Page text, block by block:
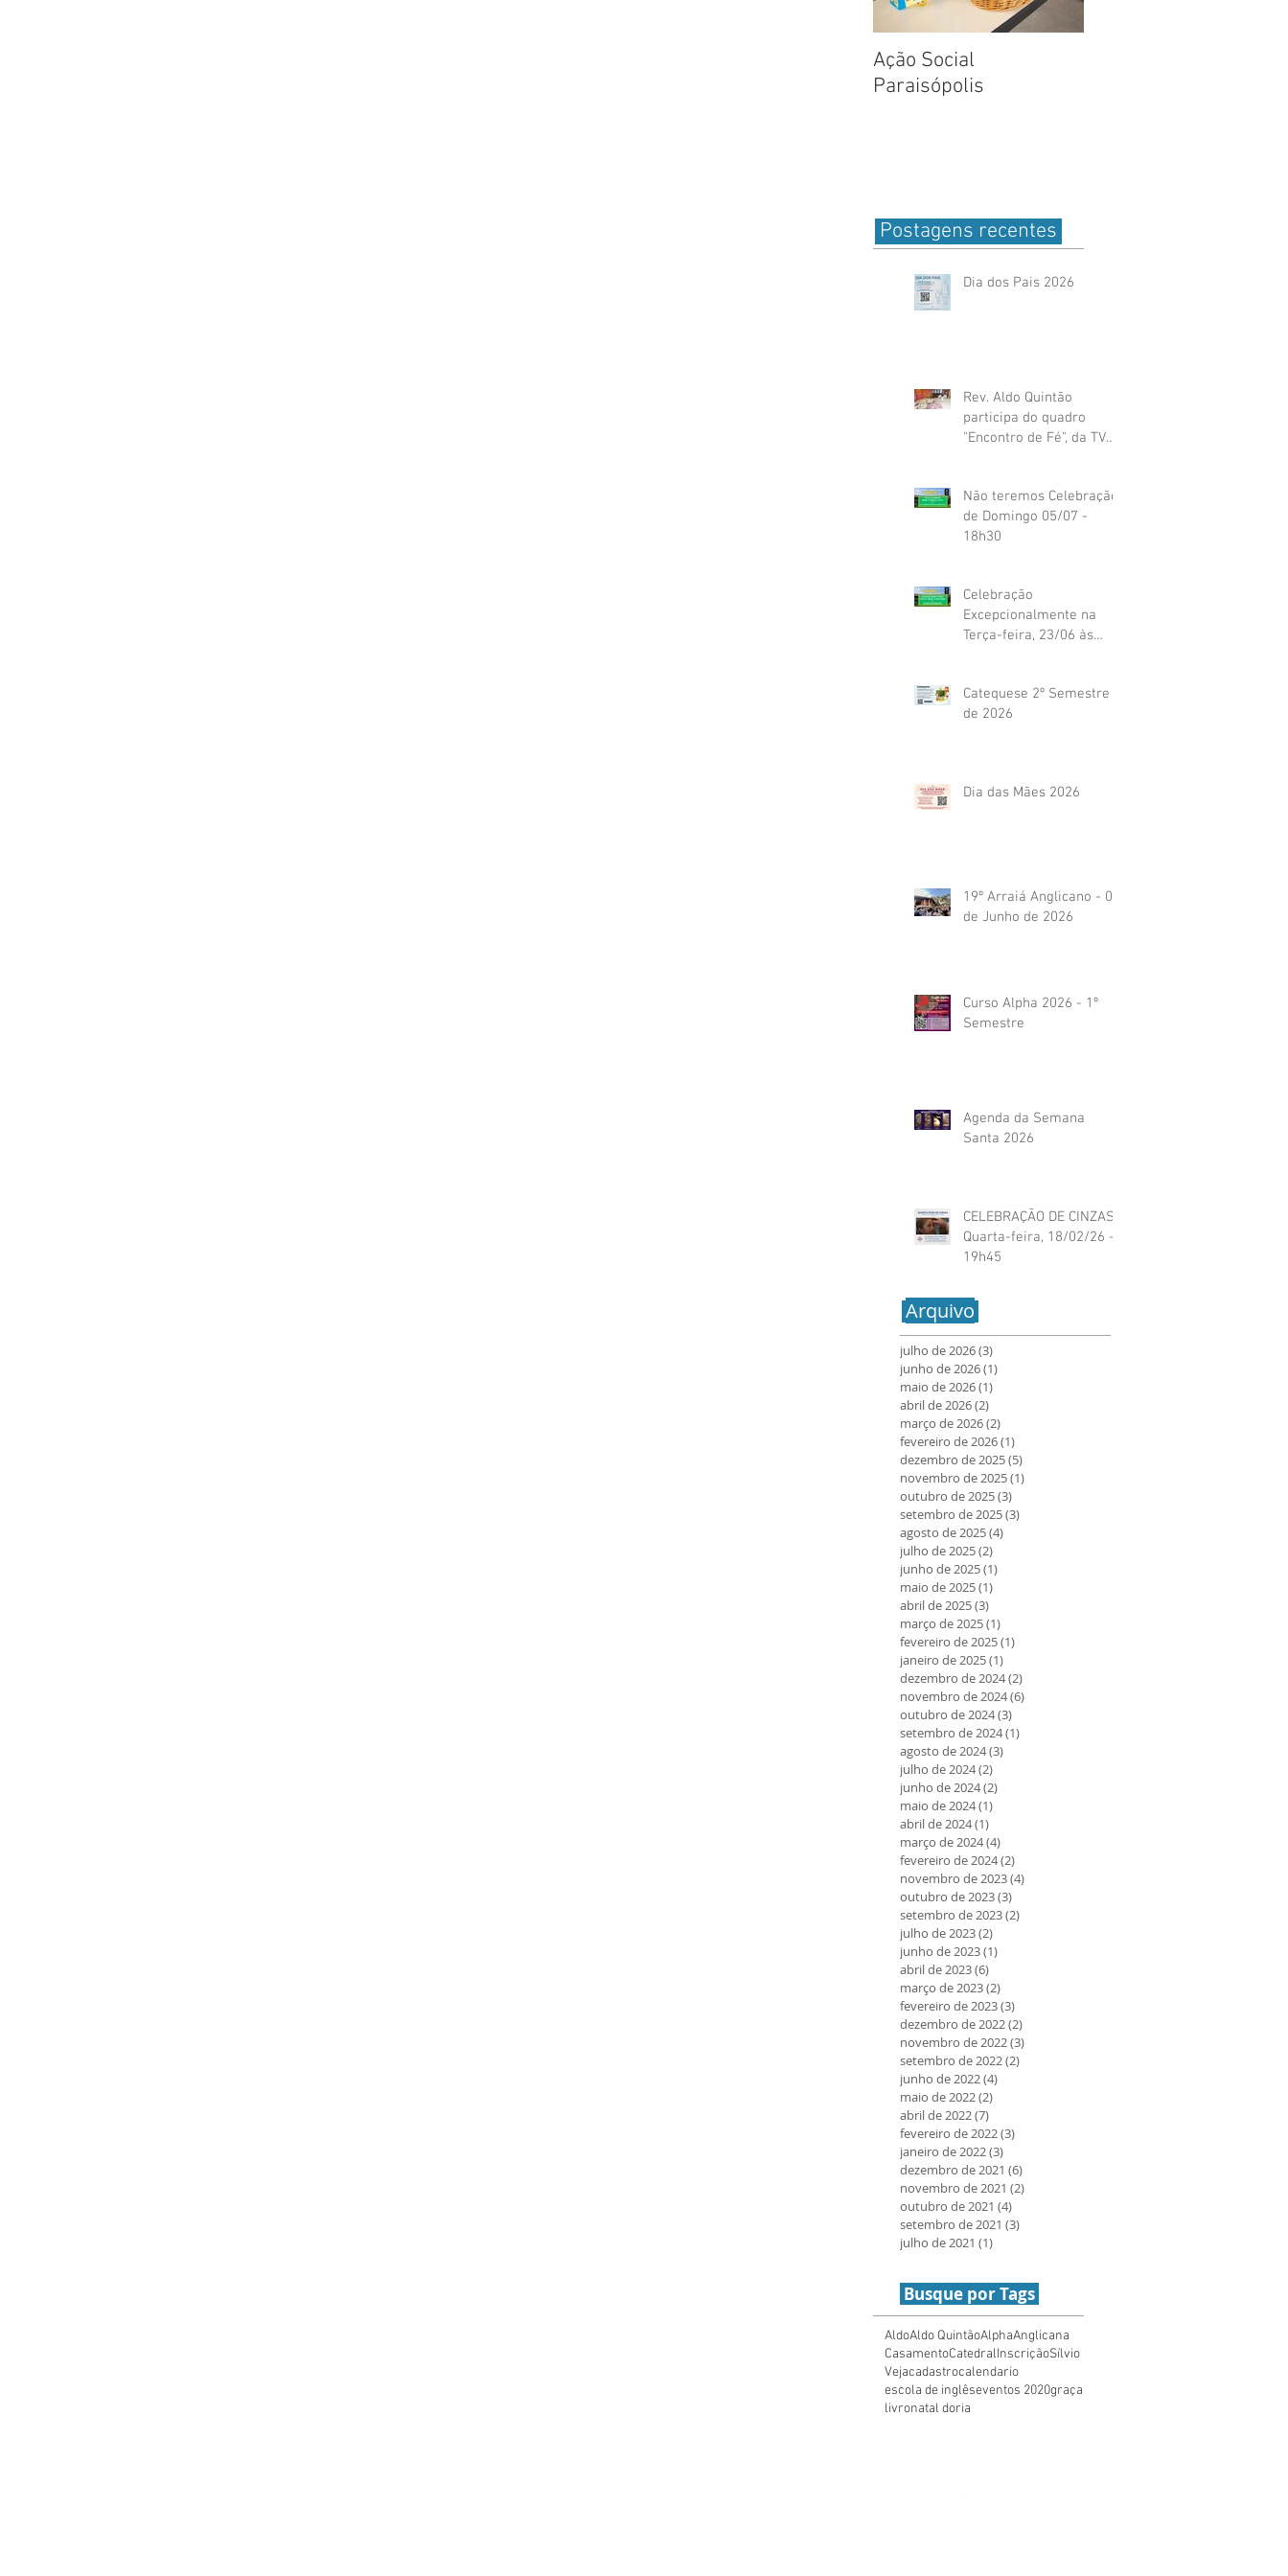
Ação Social
Paraisópolis
Postagens recentes
Dia dos Pais 2026
Rev. Aldo Quintão
participa do quadro
"Encontro de Fé", da TV
Não teremos Celebração
de Domingo 05/07 -
18h30
Celebração
Excepcionalmente na
Terça-feira, 23/06 às
Catequese 2º Semestre
de 2026
Dia das Mães 2026
19º Arraiá Anglicano - 04
de Junho de 2026
Curso Alpha 2026 - 1º
Semestre
Agenda da Semana
Santa 2026
CELEBRAÇÃO DE CINZAS:
Quarta-feira, 18/02/26 -
19h45
Arquivo
julho de 2026(3)
junho de 2026(1)
maio de 2026(1)
abril de 2026(2)
março de 2026(2)
fevereiro de 2026(1)
dezembro de 2025(5)
novembro de 2025(1)
outubro de 2025(3)
setembro de 2025(3)
agosto de 2025(4)
julho de 2025(2)
junho de 2025(1)
maio de 2025(1)
abril de 2025(3)
março de 2025(1)
fevereiro de 2025(1)
janeiro de 2025(1)
dezembro de 2024(2)
novembro de 2024(6)
outubro de 2024(3)
setembro de 2024(1)
agosto de 2024(3)
julho de 2024(2)
junho de 2024(2)
maio de 2024(1)
abril de 2024(1)
março de 2024(4)
fevereiro de 2024(2)
novembro de 2023(4)
outubro de 2023(3)
setembro de 2023(2)
julho de 2023(2)
junho de 2023(1)
abril de 2023(6)
março de 2023(2)
fevereiro de 2023(3)
dezembro de 2022(2)
novembro de 2022(3)
setembro de 2022(2)
junho de 2022(4)
maio de 2022(2)
abril de 2022(7)
fevereiro de 2022(3)
janeiro de 2022(3)
dezembro de 2021 (6)
novembro de 2021 (2)
outubro de 2021 (4)
setembro de 2021 (3)
julho de 2021 (1)
Busque por Tags
AldoAldo QuintãoAlphaAnglicana
CasamentoCatedralInscriçãoSílvio
Vejacadastrocalendario
escola de inglêseventos 2020graça
livronatal doria